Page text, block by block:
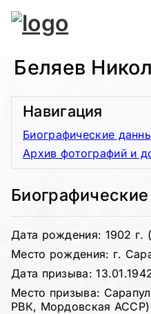
Беляев
Дата рождения: 1902 г.
Место рождения: г.
Дата призыва:
Место призыва:
РВК, Мордовская АССР)
Навигация
Биографические
Архив фотографий и